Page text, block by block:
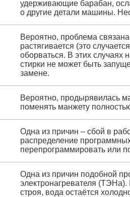
удерживающие барабан,
о другие детали машины.
Вероятно, проблема
растягивается (это
оборваться. В этих
стирки не может быть
замене.
Вероятно, продырявилась
поменять манжету
Одна из причин – сбой в
распределение
перепрограммировать или
Одна из причин подобной
электронагревателя
строя, вода остаётся